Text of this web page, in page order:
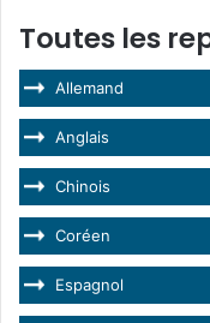
Toutes les
Allemand
Anglais
Chinois
Coréen
Espagnol